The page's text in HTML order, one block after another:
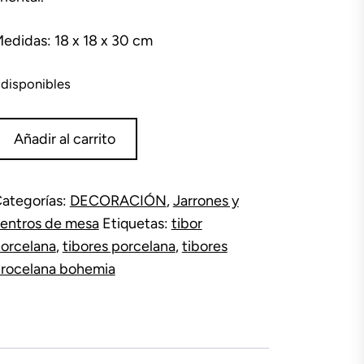
18 x 18 x 30 cm
disponibles
Añadir al carrito
DECORACIÓN,Jarrones y
de mesa Etiquetas: tibor
,tibores porcelana,tibores
bohemia